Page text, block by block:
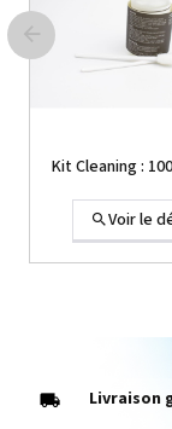
Kit Cleaning :
Voir le
Livraison